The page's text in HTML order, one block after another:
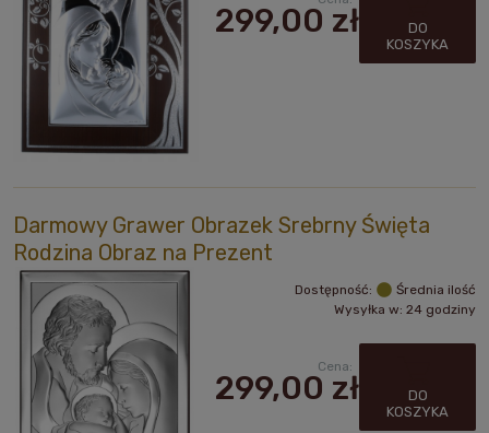
299,00 zł
DO
KOSZYKA
Darmowy Grawer Obrazek Srebrny Święta
Rodzina Obraz na Prezent
Dostępność:
Średnia ilość
Wysyłka w: 24 godziny
Cena:
299,00 zł
DO
KOSZYKA